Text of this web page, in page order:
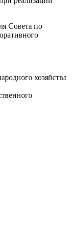
Совета по
хозяйства